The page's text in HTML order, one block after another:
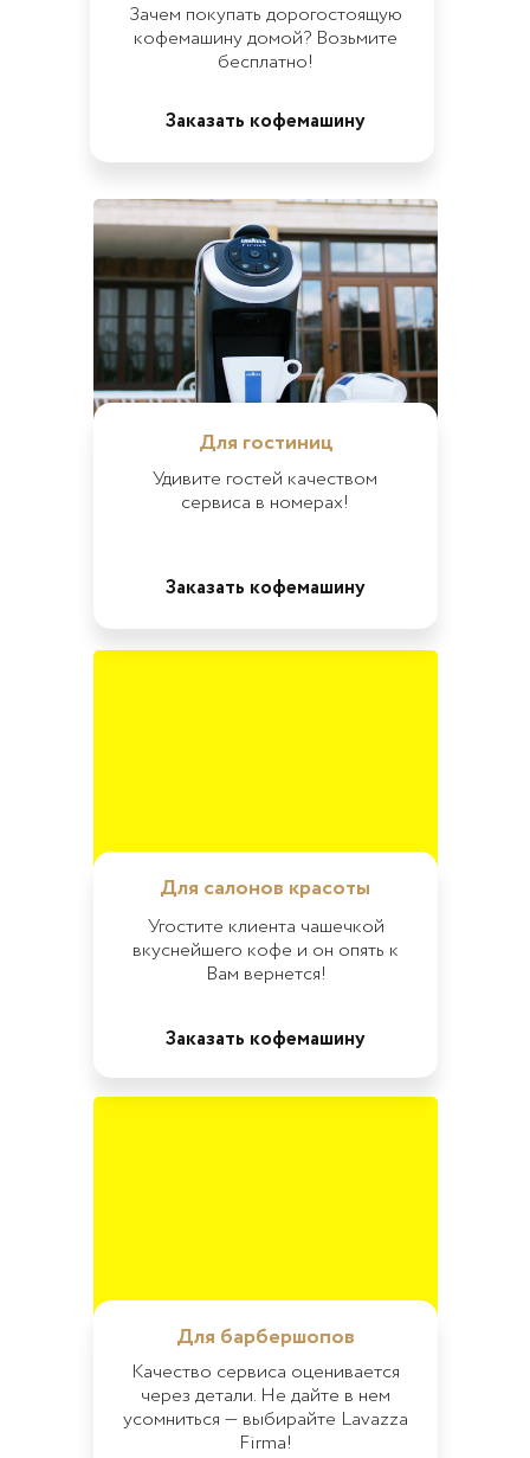
Зачем покупать дорогостоящую
кофемашину домой? Возьмите
бесплатно!
Для гостиниц
Удивите гостей качеством
сервиса в номерах!
Для салонов красоты
Угостите клиента чашечкой
вкуснейшего кофе и он опять к
Вам вернется!
Для барбершопов
Качество сервиса оценивается
через детали. Не дайте в нем
усомниться — выбирайте Lavazza
Firma!
Заказать кофемашину
Заказать кофемашину
Заказать кофемашину